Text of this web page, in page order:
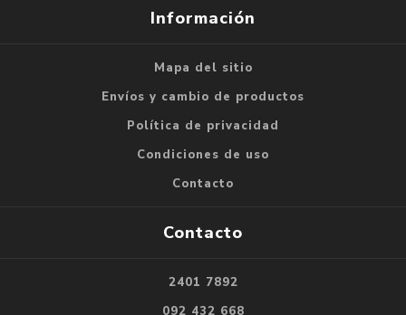
Información
Mapa del sitio
Envíos y cambio de productos
Política de privacidad
Condiciones de uso
Contacto
Contacto
2401 7892
092 432 668